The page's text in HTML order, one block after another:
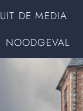
UIT DE MEDIA
NOODGEVAL